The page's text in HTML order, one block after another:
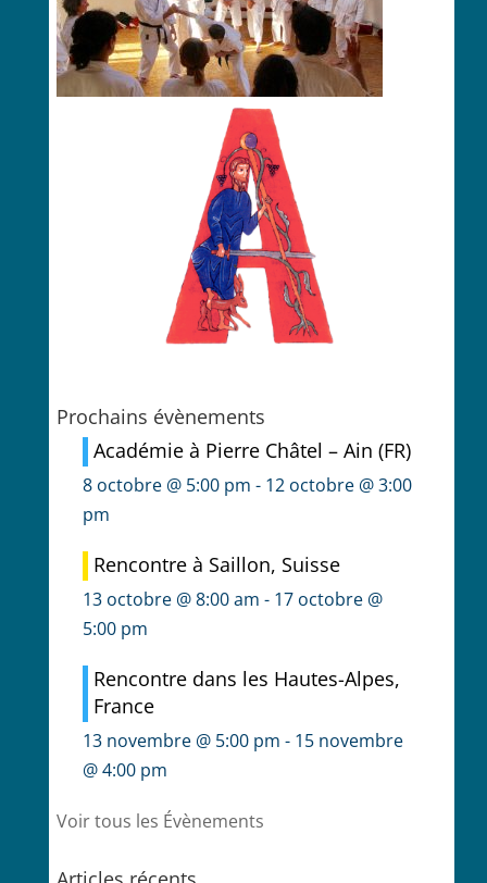
Prochains évènements
Académie à Pierre Châtel – Ain (FR)
8 octobre @ 5:00 pm - 12 octobre @ 3:00
pm
Rencontre à Saillon, Suisse
13 octobre @ 8:00 am - 17 octobre @
5:00 pm
Rencontre dans les Hautes-Alpes,
France
13 novembre @ 5:00 pm - 15 novembre
@ 4:00 pm
Voir tous les Évènements